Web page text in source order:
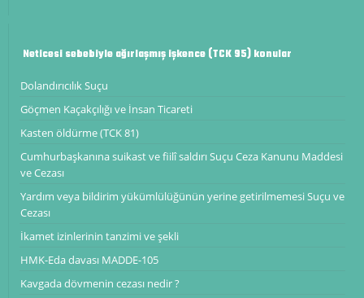
Neticesi sebebiyle ağırlaşmış işkence (TCK 95) konular
Dolandırıcılık Suçu
Göçmen Kaçakçılığı ve İnsan Ticareti
Kasten öldürme (TCK 81)
Cumhurbaşkanına suikast ve fiilî saldırı Suçu Ceza Kanunu Maddesi
ve Cezası
Yardım veya bildirim yükümlülüğünün yerine getirilmemesi Suçu ve
Cezası
İkamet izinlerinin tanzimi ve şekli
HMK-Eda davası MADDE-105
Kavgada dövmenin cezası nedir ?